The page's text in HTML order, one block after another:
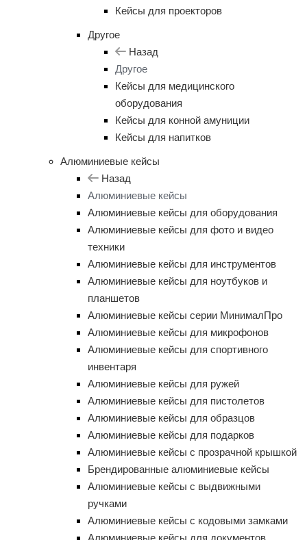
Кейсы для проекторов
Другое
Назад
Другое
Кейсы для медицинского
оборудования
Кейсы для конной амуниции
Кейсы для напитков
Алюминиевые кейсы
Назад
Алюминиевые кейсы
Алюминиевые кейсы для оборудования
Алюминиевые кейсы для фото и видео
техники
Алюминиевые кейсы для инструментов
Алюминиевые кейсы для ноутбуков и
планшетов
Алюминиевые кейсы серии МинималПро
Алюминиевые кейсы для микрофонов
Алюминиевые кейсы для спортивного
инвентаря
Алюминиевые кейсы для ружей
Алюминиевые кейсы для пистолетов
Алюминиевые кейсы для образцов
Алюминиевые кейсы для подарков
Алюминиевые кейсы с прозрачной крышкой
Брендированные алюминиевые кейсы
Алюминиевые кейсы с выдвижными
ручками
Алюминиевые кейсы с кодовыми замками
Алюминиевые кейсы для документов